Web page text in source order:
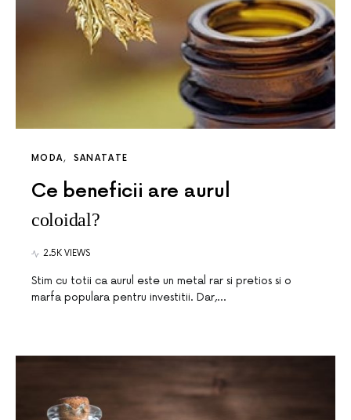
MODA SANATATE
Ce beneficii are aurul
coloidal?
2.5K VIEWS
Stim cu totii ca aurul este un metal rar si pretios si o
marfa populara pentru investitii. Dar,…